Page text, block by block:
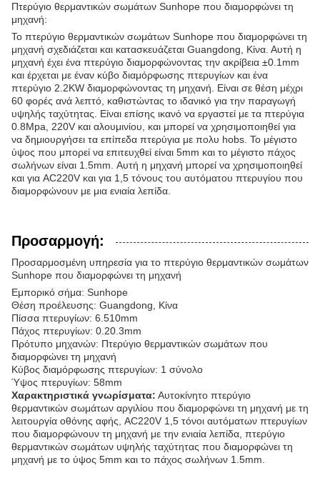
Πτερύγιο θερμαντικών σωμάτων Sunhope που διαμορφώνει τη
μηχανή:
Το πτερύγιο θερμαντικών σωμάτων Sunhope που διαμορφώνει τη
μηχανή σχεδιάζεται και κατασκευάζεται Guangdong, Κίνα. Αυτή η
μηχανή έχει ένα πτερύγιο διαμορφώνοντας την ακρίβεια ±0.1mm
και έρχεται με έναν κύβο διαμόρφωσης πτερυγίων και ένα
πτερύγιο 2.2KW διαμορφώνοντας τη μηχανή. Είναι σε θέση μέχρι
60 φορές ανά λεπτό, καθιστώντας το ιδανικό για την παραγωγή
υψηλής ταχύτητας. Είναι επίσης ικανό να εργαστεί με τα πτερύγια
0.8Mpa, 220V και αλουμινίου, και μπορεί να χρησιμοποιηθεί για
να δημιουργήσει τα επίπεδα πτερύγια με πολυ hobs. Το μέγιστο
ύψος που μπορεί να επιτευχθεί είναι 5mm και το μέγιστο πάχος
σωλήνων είναι 1.5mm. Αυτή η μηχανή μπορεί να χρησιμοποιηθεί
και για AC220V και για 1,5 τόνους του αυτόματου πτερυγίου που
διαμορφώνουν με μια ενιαία λεπίδα.
Προσαρμογή:
Προσαρμοσμένη υπηρεσία για το πτερύγιο θερμαντικών σωμάτων
Sunhope που διαμορφώνει τη μηχανή
Εμπορικό σήμα: Sunhope
Θέση προέλευσης: Guangdong, Κίνα
Πίσσα πτερυγίων: 6.510mm
Πάχος πτερυγίων: 0.20.3mm
Πρότυπο μηχανών: Πτερύγιο θερμαντικών σωμάτων που
διαμορφώνει τη μηχανή
Κύβος διαμόρφωσης πτερυγίων: 1 σύνολο
Ύψος πτερυγίων: 58mm
Χαρακτηριστικά γνωρίσματα: Αυτοκίνητο πτερύγιο
θερμαντικών σωμάτων αργιλίου που διαμορφώνει τη μηχανή με τη
λειτουργία οθόνης αφής, AC220V 1,5 τόνοι αυτόματων πτερυγίων
που διαμορφώνουν τη μηχανή με την ενιαία λεπίδα, πτερύγιο
θερμαντικών σωμάτων υψηλής ταχύτητας που διαμορφώνει τη
μηχανή με το ύψος 5mm και το πάχος σωλήνων 1.5mm.